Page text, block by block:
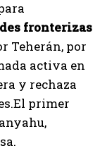
fronterizas
Teherán, por
activa en
y rechaza
primer